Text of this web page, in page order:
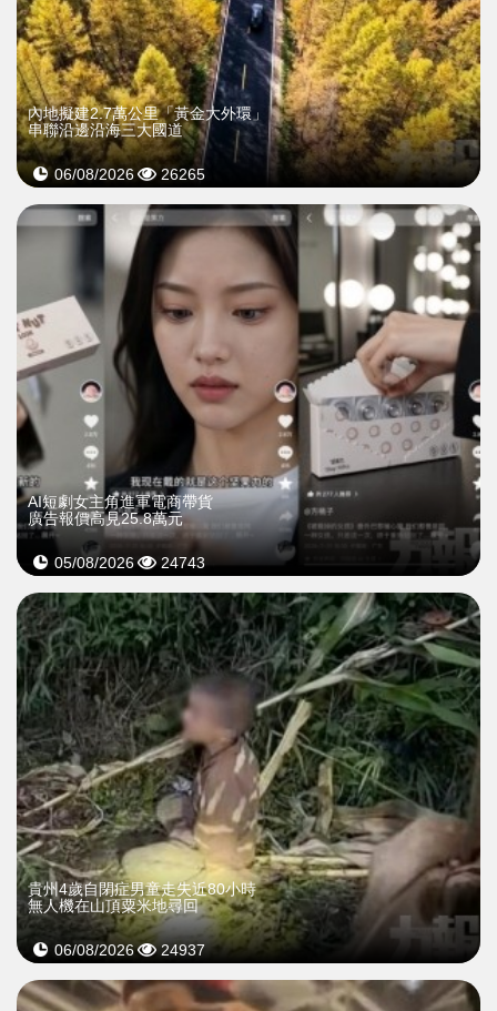
內地擬建2.7萬公里「黃金大外環」
串聯沿邊沿海三大國道
06/08/2026 26265
AI短劇女主角進軍電商帶貨
廣告報價高見25.8萬元
05/08/2026 24743
貴州4歲自閉症男童走失近80小時
無人機在山頂粟米地尋回
06/08/2026 24937